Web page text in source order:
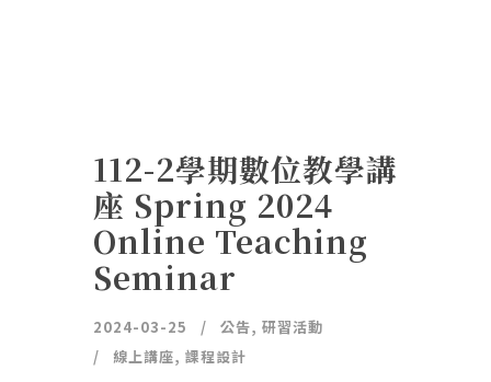
112-2學期數位教學講
座 Spring 2024
Online Teaching
Seminar
2024-03-25 公告, 研習活動
線上講座, 課程設計